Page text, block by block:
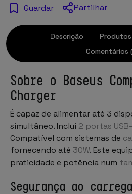
Guardar Partilhar
Descrição
Comentários
Sobre o Baseus
Charger
É capaz de alimentar até 3
simultâneo. Inclui 2 portas
Compatível com sistemas de
fornecendo até 30W. Este
praticidade e potência num
Segurança ao